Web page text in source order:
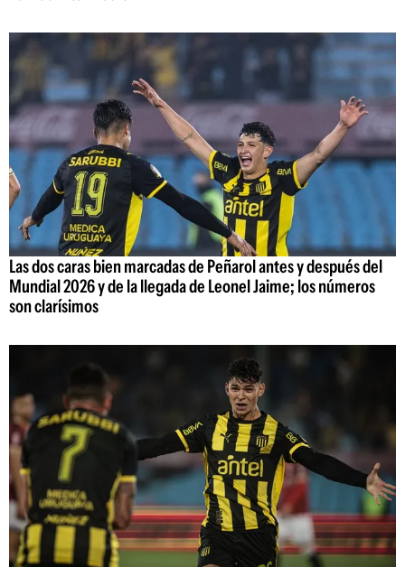
Las dos caras bien marcadas de Peñarol antes y después del
Mundial 2026 y de la llegada de Leonel Jaime; los números
son clarísimos